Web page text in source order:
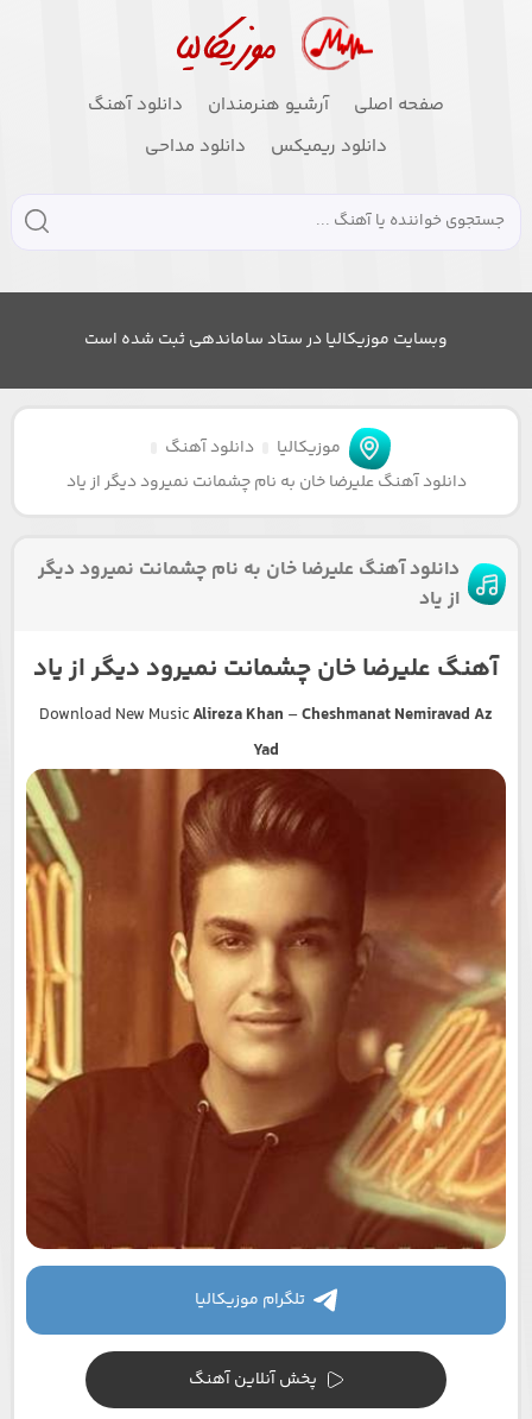
صفحه اصلی آرشیو هنرمندان
دانلود آهنگ
دانلود ریمیکس
دانلود مداحی
وبسایت موزیکالیا در ستاد ساماندهی ثبت شده است
موزیکالیا
دانلود آهنگ
دانلود آهنگ علیرضا خان به نام چشمانت نمیرود دیگر از یاد
دانلود آهنگ علیرضا خان به نام چشمانت نمیرود دیگر
از یاد
آهنگ علیرضا خان چشمانت نمیرود دیگر از یاد
Download New MusicAlireza Khan –Cheshmanat Nemiravad Az
Yad
تلگرام موزیکالیا
پخش آنلاین آهنگ